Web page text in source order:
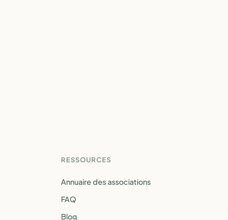
RESSOURCES
Annuaire des associations
FAQ
Blog